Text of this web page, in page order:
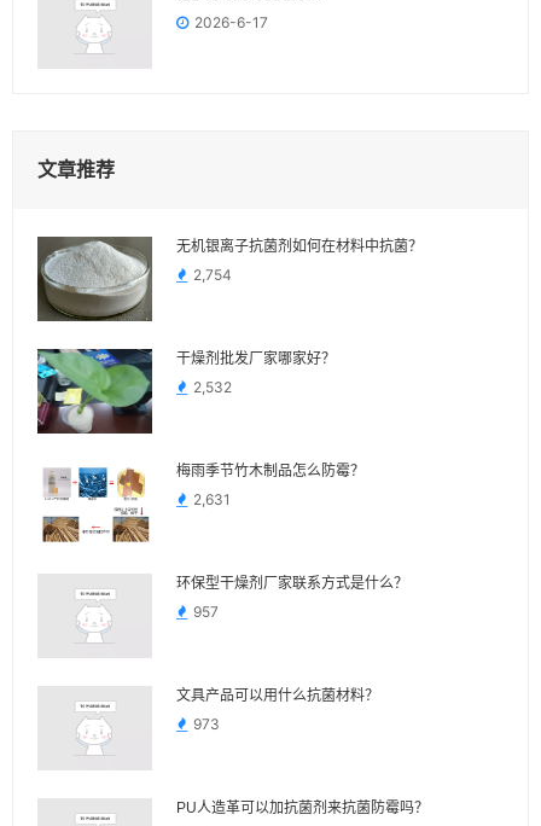
2026-6-17
文章推荐
无机银离子抗菌剂如何在材料中抗菌？
2,754
干燥剂批发厂家哪家好？
2,532
梅雨季节竹木制品怎么防霉？
2,631
环保型干燥剂厂家联系方式是什么？
957
文具产品可以用什么抗菌材料？
973
PU人造革可以加抗菌剂来抗菌防霉吗？